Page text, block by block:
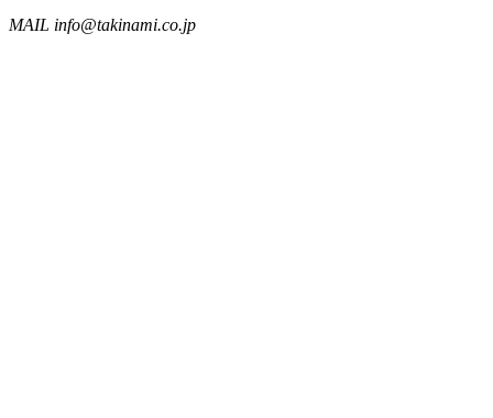
MAIL info@takinami.co.jp